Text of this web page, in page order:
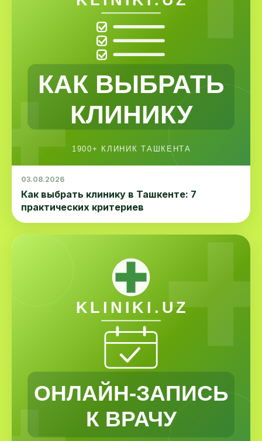
03.08.2026
Как выбрать клинику в Ташкенте: 7
практических критериев